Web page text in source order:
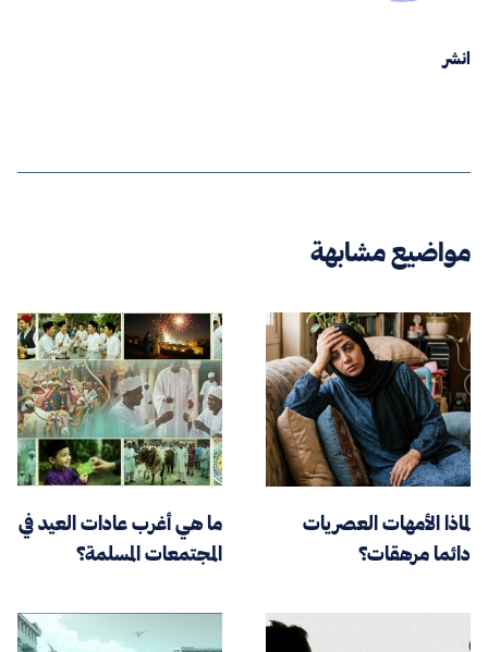
انشر
مواضيع مشابهة
لماذا الأمهات العصريات
دائما مرهقات؟
ما هي أغرب عادات العيد في
المجتمعات المسلمة؟